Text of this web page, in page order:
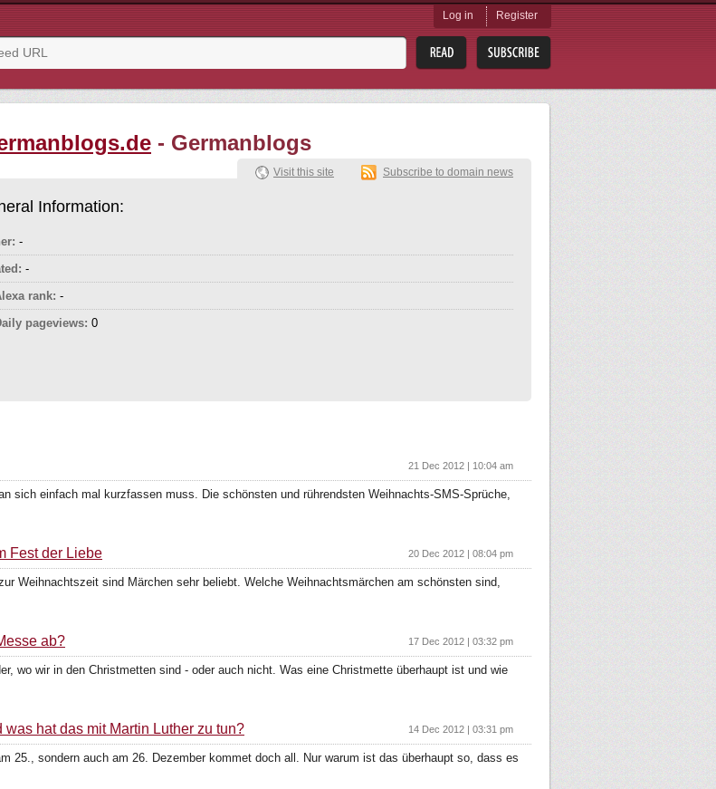
Log in Register
- Germanblogs
Information:
-
-
rank: -
pageviews: 0
Visit this site Subscribe to domain news
21 Dec 2012 | 10:04 am
sich einfach mal kurzfassen muss. Die schönsten und rührendsten Weihnachts-SMS-Sprüche,
Fest der Liebe 20 Dec 2012 | 08:04 pm
Weihnachtszeit sind Märchen sehr beliebt. Welche Weihnachtsmärchen am schönsten sind,
ab? 17 Dec 2012 | 03:32 pm
wo wir in den Christmetten sind - oder auch nicht. Was eine Christmette überhaupt ist und wie
hat das mit Martin Luther zu tun? 14 Dec 2012 | 03:31 pm
25., sondern auch am 26. Dezember kommet doch all. Nur warum ist das überhaupt so, dass es